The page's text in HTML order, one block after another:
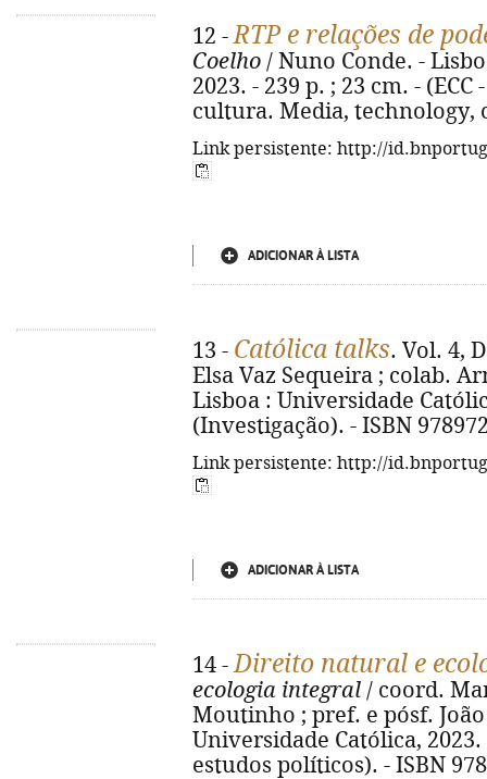
12 -RTP e relações de
Coelho / Nuno Conde. -
2023. - 239 p. ; 23 cm. -
cultura. Media, technology,
Link persistente: http://
ADICIONAR À LISTA
13 - Católica talks. Vol. 4,
Elsa Vaz Sequeira ; colab.
Lisboa : Universidade
(Investigação). - ISBN
Link persistente: http://
ADICIONAR À LISTA
14 -Direito natural e
ecologia integral / coord.
Moutinho ; pref. e pósf.
Universidade Católica,
estudos políticos). - ISBN